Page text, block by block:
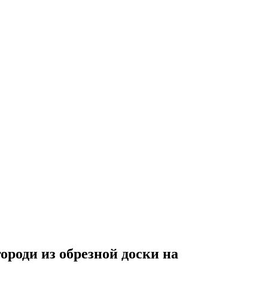
из обрезной доски на